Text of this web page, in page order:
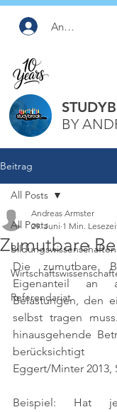
Anmelden
BY
Beitrag
All Posts
Bildungswissenschaften
Referendariat
All Posts
Zumutbare
Andreas Armster
29. Juni 1 Min.
Die zumutbare
Eigenanteil an
Belastungen, den
selbst tragen
hinausgehende
Eggert/Minter 2013,
Beispiel: Hat